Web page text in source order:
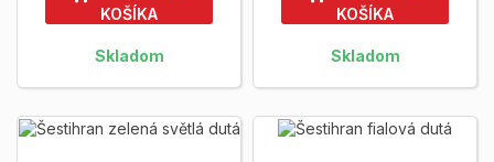
KOŠÍKA
Skladom
KOŠÍKA
Skladom